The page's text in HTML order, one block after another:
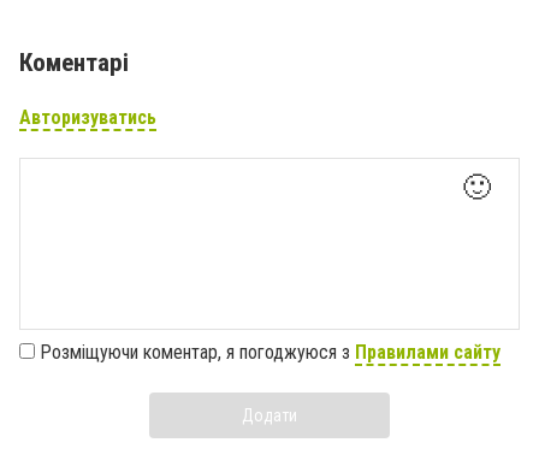
Коментарі
Авторизуватись
🙂
Розміщуючи коментар, я погоджуюся з Правилами сайту
Додати